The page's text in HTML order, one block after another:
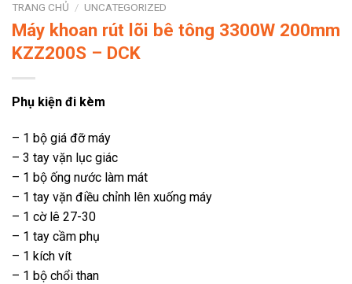
TRANG CHỦ / UNCATEGORIZED
Máy khoan rút lõi bê tông 3300W 200mm
KZZ200S – DCK
Phụ kiện đi kèm
– 1 bộ giá đỡ máy
– 3 tay vặn lục giác
– 1 bộ ống nước làm mát
– 1 tay vặn điều chỉnh lên xuống máy
– 1 cờ lê 27-30
– 1 tay cầm phụ
– 1 kích vít
– 1 bộ chổi than